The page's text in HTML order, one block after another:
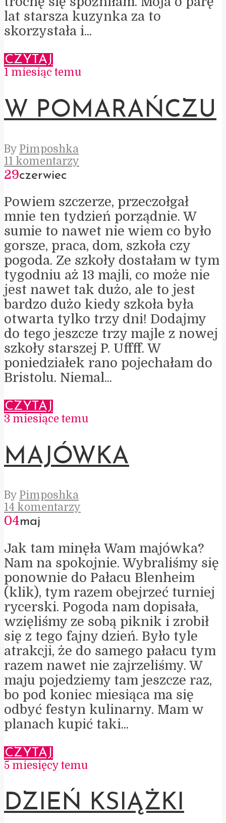
lat starsza kuzynka za to
skorzystała i...
CZYTAJ
1 miesiąc temu
W POMARAŃCZU
By Pimposhka
11 komentarzy
29czerwiec
Powiem szczerze, przeczołgał
mnie ten tydzień porządnie. W
sumie to nawet nie wiem co było
gorsze, praca, dom, szkoła czy
pogoda. Ze szkoły dostałam w tym
tygodniu aż 13 majli, co może nie
jest nawet tak dużo, ale to jest
bardzo dużo kiedy szkoła była
otwarta tylko trzy dni! Dodajmy
do tego jeszcze trzy majle z nowej
szkoły starszej P. Uffff. W
poniedziałek rano pojechałam do
Bristolu. Niemal...
CZYTAJ
3 miesiące temu
MAJÓWKA
By Pimposhka
14 komentarzy
04maj
Jak tam minęła Wam majówka?
Nam na spokojnie. Wybraliśmy się
ponownie do Pałacu Blenheim
(klik), tym razem obejrzeć turniej
rycerski. Pogoda nam dopisała,
wzięliśmy ze sobą piknik i zrobił
się z tego fajny dzień. Było tyle
atrakcji, że do samego pałacu tym
razem nawet nie zajrzeliśmy. W
maju pojedziemy tam jeszcze raz,
bo pod koniec miesiąca ma się
odbyć festyn kulinarny. Mam w
planach kupić taki...
CZYTAJ
5 miesięcy temu
DZIEŃ KSIĄŻKI